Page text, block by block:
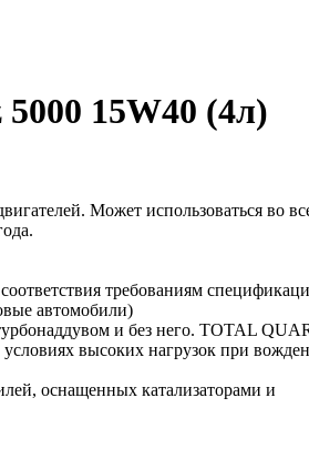
15W40 (4л)
Может использоваться во
требованиям
автомобили)
и без него. TOTAL
высоких нагрузок при
оснащенных катализаторами и